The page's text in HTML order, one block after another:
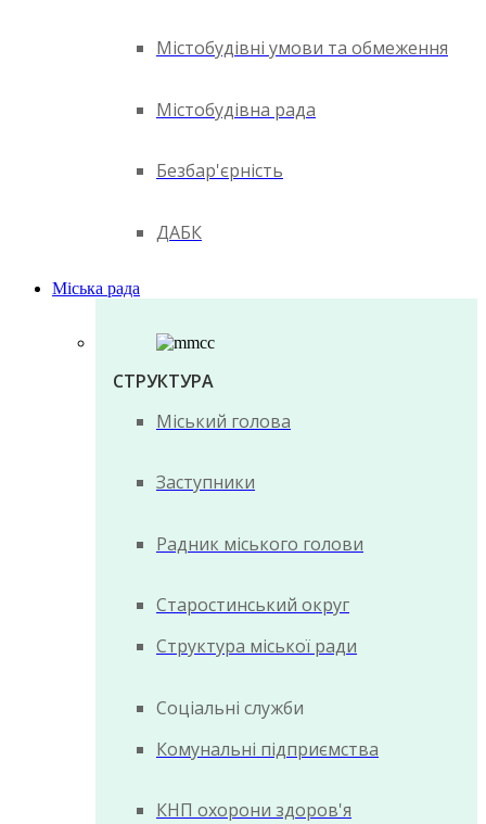
Містобудівні умови та обмеження
Містобудівна рада
Безбар'єрність
ДАБК
Міська рада
СТРУКТУРА
Міський голова
Заступники
Радник міського голови
Старостинський округ
Структура міської ради
Соціальні служби
Комунальні підприємства
КНП охорони здоров'я